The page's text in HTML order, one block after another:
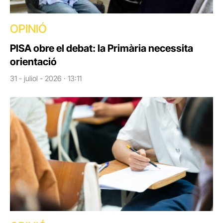
OPINIÓ
PISA obre el debat: la Primària necessita
orientació
31 - juliol - 2026 · 13:11